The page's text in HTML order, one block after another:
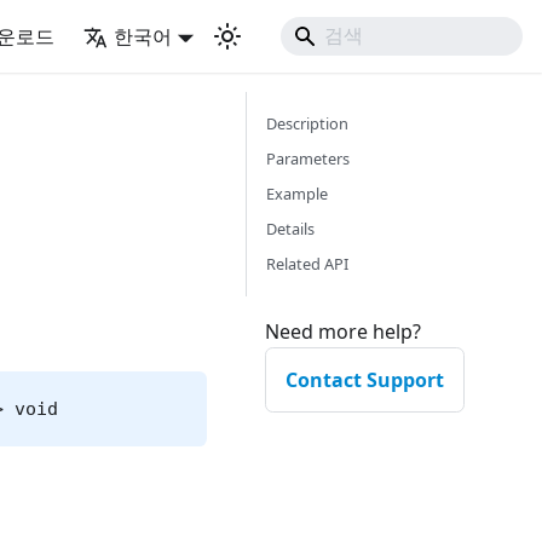
로드 한국어
void
Description
Parameters
Example
Details
Related API
Need more help?
Contact Support